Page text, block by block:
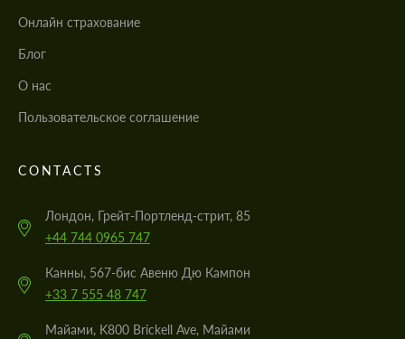
Онлайн страхование
Блог
О нас
Пользовательское соглашение
CONTACTS
Лондон, Грейт-Портленд-стрит, 85
+44 744 0965 747
Канны, 567-бис Авеню Дю Кампон
+33 7 555 48 747
Майами, K800 Brickell Ave, Майами